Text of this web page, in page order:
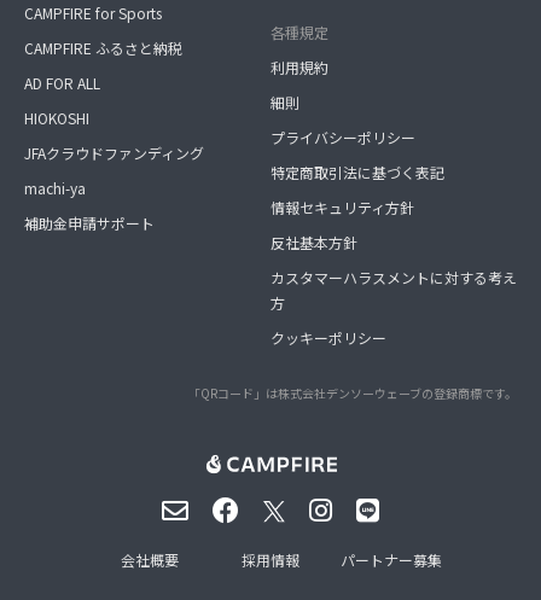
CAMPFIRE for Sports
CAMPFIRE ふるさと納税
AD FOR ALL
HIOKOSHI
JFAクラウドファンディング
machi-ya
補助金申請サポート
各種規定
利用規約
細則
プライバシーポリシー
特定商取引法に基づく表記
情報セキュリティ方針
反社基本方針
カスタマーハラスメントに対する考え
方
クッキーポリシー
「QRコード」は株式会社デンソーウェーブの登録商標です。
会社概要 採用情報 パートナー募集